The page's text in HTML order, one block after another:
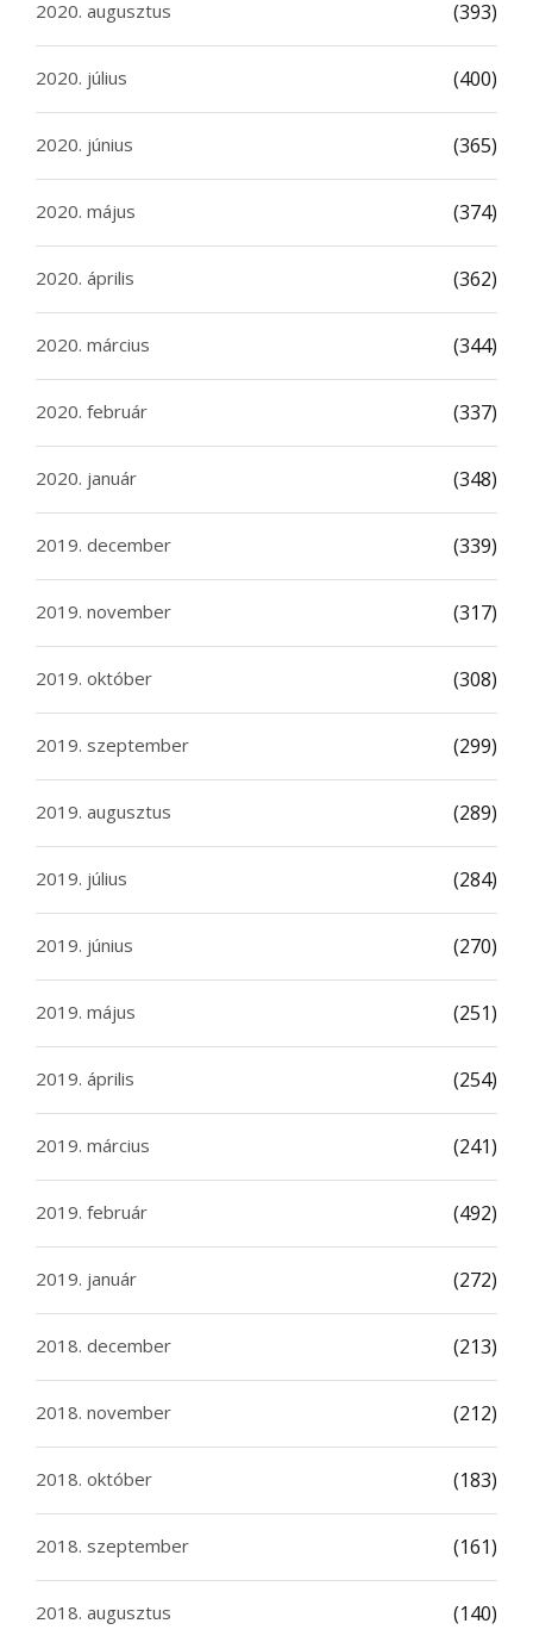
2020. augusztus (393)
2020. július (400)
2020. június (365)
2020. május (374)
2020. április (362)
2020. március (344)
2020. február (337)
2020. január (348)
2019. december (339)
2019. november (317)
2019. október (308)
2019. szeptember (299)
2019. augusztus (289)
2019. július (284)
2019. június (270)
2019. május (251)
2019. április (254)
2019. március (241)
2019. február (492)
2019. január (272)
2018. december (213)
2018. november (212)
2018. október (183)
2018. szeptember (161)
2018. augusztus (140)